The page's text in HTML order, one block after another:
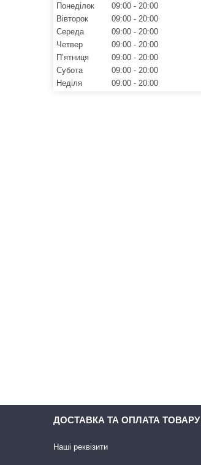
Понеділок 09:00
20:00
Вівторок
09:00
20:00
Середа
09:00
20:00
Четвер
09:00
20:00
Пʼятниця
09:00
20:00
Субота
09:00
20:00
Неділя
09:00 20:00
ДОСТАВКА ТА ОПЛАТА ТОВАРУ
Наші реквізити